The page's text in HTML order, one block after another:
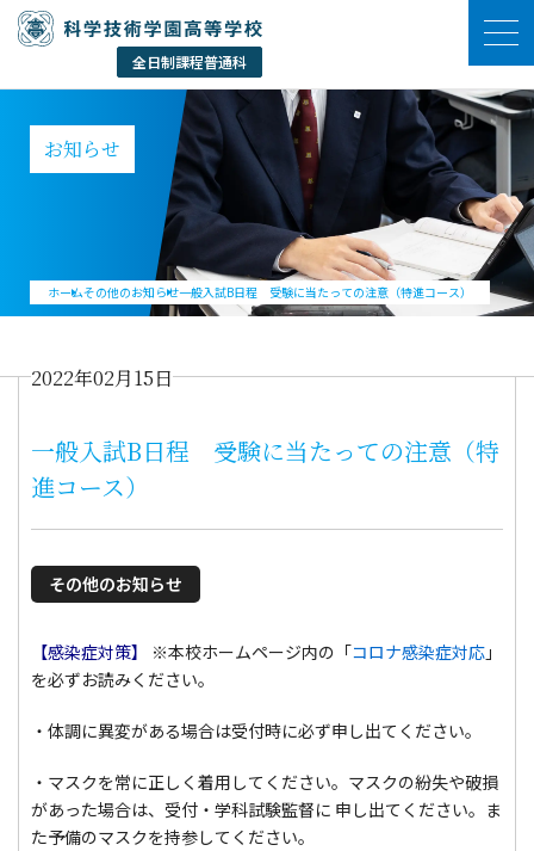
お知らせ
ホームその他のお知らせ一般入試B日程 受験に当たっての注意（特進コース）
2022年02月15日
一般入試B日程 受験に当たっての注意（特
進コース）
その他のお知らせ
【感染症対策】 ※本校ホームページ内の「コロナ感染症対応 」
を必ずお読みください。
・体調に異変がある場合は受付時に必ず申し出てください。
・マスクを常に正しく着用してください。マスクの紛失や破損
があった場合は、受付・学科試験監督に 申し出てください。ま
た予備のマスクを持参してください。